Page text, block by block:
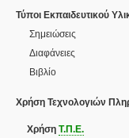
Τύποι Εκπαιδευτικού
Σημειώσεις
Διαφάνειες
Βιβλίο
Χρήση Τεχνολογιών
Χρήση Τ.Π.Ε.